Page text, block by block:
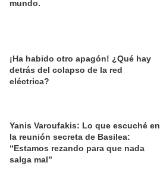
mundo.
¡Ha habido otro apagón! ¿Qué hay
detrás del colapso de la red
eléctrica?
Yanis Varoufakis: Lo que escuché en
la reunión secreta de Basilea:
“Estamos rezando para que nada
salga mal”